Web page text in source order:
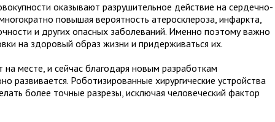
оказывают разрушительное действие на сердечно-
повышая вероятность атеросклероза, инфаркта,
и других опасных заболеваний. Именно поэтому важно
на здоровый образ жизни и придерживаться их.
на месте, и сейчас благодаря новым разработкам
развивается. Роботизированные хирургические устройства
более точные разрезы, исключая человеческий фактор